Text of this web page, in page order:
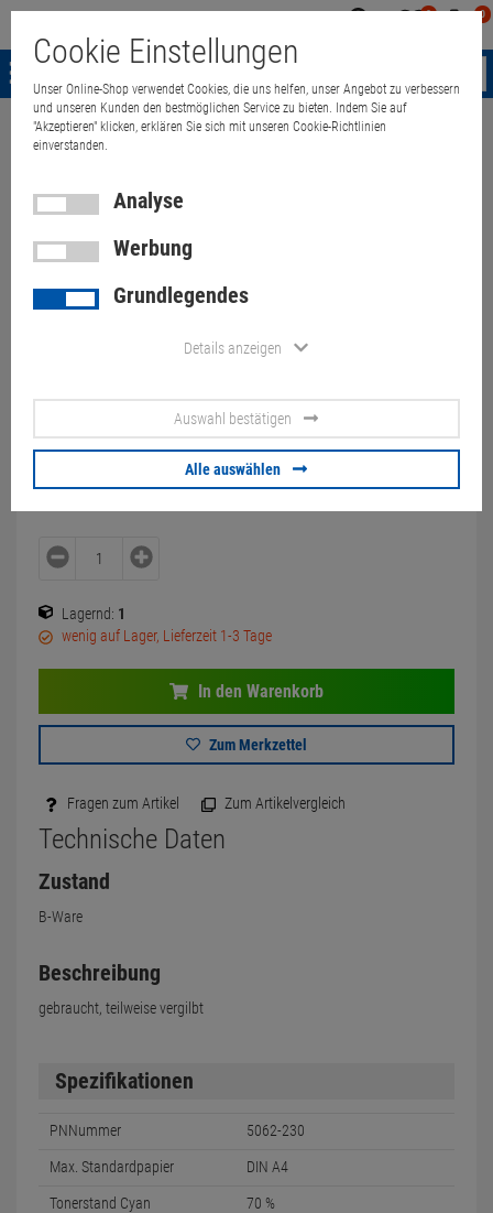
0 0
Menü
Weiter einkaufen
Lexmark C792dte 352.450
Seiten Farblaserdrucker 2x 550
Blatt PF 47ppm (vergilbt)
81,20 €
Lagernd: 1
wenig auf Lager, Lieferzeit 1-3 Tage
In den Warenkorb
Zum Merkzettel
Fragen zum Artikel Zum Artikelvergleich
Technische Daten
Zustand
B-Ware
Beschreibung
gebraucht, teilweise vergilbt
Spezifikationen
PNNummer 5062-230
Max. Standardpapier DIN A4
Tonerstand Cyan 70 %
Cookie Einstellungen
Unser Online-Shop verwendet Cookies, die uns helfen, unser Angebot zu verbessern
und unseren Kunden den bestmöglichen Service zu bieten. Indem Sie auf
"Akzeptieren" klicken, erklären Sie sich mit unseren Cookie-Richtlinien
einverstanden.
Analyse
Werbung
Grundlegendes
Details anzeigen
Auswahl bestätigen
Alle auswählen